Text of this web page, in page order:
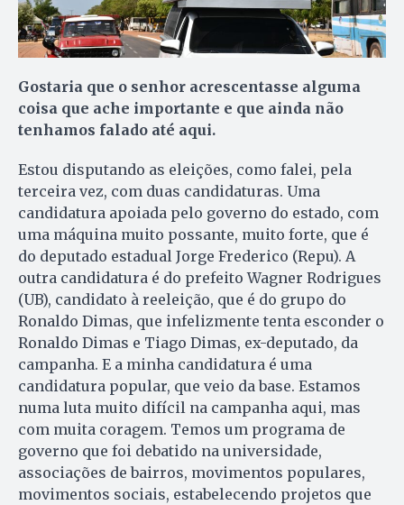
Gostaria que o senhor acrescentasse alguma
coisa que ache importante e que ainda não
tenhamos falado até aqui.
Estou disputando as eleições, como falei, pela
terceira vez, com duas candidaturas. Uma
candidatura apoiada pelo governo do estado, com
uma máquina muito possante, muito forte, que é
do deputado estadual Jorge Frederico (Repu). A
outra candidatura é do prefeito Wagner Rodrigues
(UB), candidato à reeleição, que é do grupo do
Ronaldo Dimas, que infelizmente tenta esconder o
Ronaldo Dimas e Tiago Dimas, ex-deputado, da
campanha. E a minha candidatura é uma
candidatura popular, que veio da base. Estamos
numa luta muito difícil na campanha aqui, mas
com muita coragem. Temos um programa de
governo que foi debatido na universidade,
associações de bairros, movimentos populares,
movimentos sociais, estabelecendo projetos que